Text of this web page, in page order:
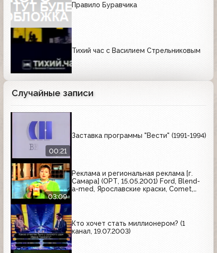
Правило Буравчика
Тихий час с Василием Стрельниковым
Случайные записи
00:21
Заставка программы "Вести" (1991-1994)
03:09
Реклама и региональная реклама [г.
Самара] (ОРТ, 15.05.2001) Ford, Blend-
a-med, Ярославские краски, Comet,
Кто хочет стать миллионером? (1
канал, 19.07.2003)